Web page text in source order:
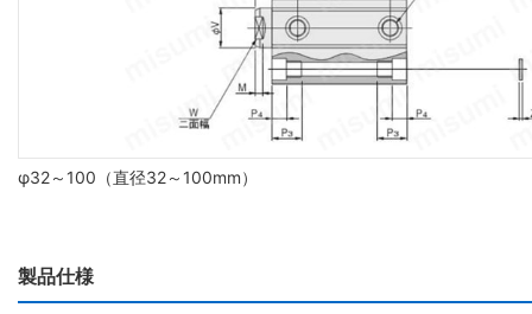
φ32～100（直径32～100mm）
製品仕様